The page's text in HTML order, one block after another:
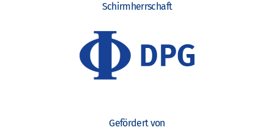
Schirmherrschaft
Gefördert von